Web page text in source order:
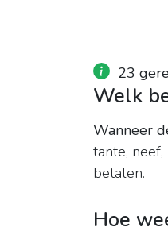
23
Welk
Wanneer
tante,
betalen.
Hoe